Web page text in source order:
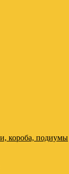
короба, подиумы